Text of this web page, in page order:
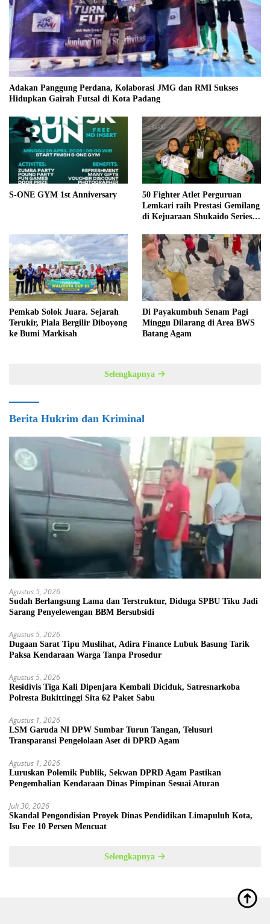
Adakan Panggung Perdana, Kolaborasi JMG dan RMI Sukses
Hidupkan Gairah Futsal di Kota Padang
S-ONE GYM 1st Anniversary
50 Fighter Atlet Perguruan
Lemkari raih Prestasi Gemilang
di Kejuaraan Shukaido Series 1
Pemkab Solok Juara. Sejarah
Terukir, Piala Bergilir Diboyong
ke Bumi Markisah
Di Payakumbuh Senam Pagi
Minggu Dilarang di Area BWS
Batang Agam
Selengkapnya
Berita Hukrim dan Kriminal
Agustus 5, 2026
Sudah Berlangsung Lama dan Terstruktur, Diduga SPBU Tiku Jadi
Sarang Penyelewengan BBM Bersubsidi
Agustus 5, 2026
Dugaan Sarat Tipu Muslihat, Adira Finance Lubuk Basung Tarik
Paksa Kendaraan Warga Tanpa Prosedur
Agustus 5, 2026
Residivis Tiga Kali Dipenjara Kembali Diciduk, Satresnarkoba
Polresta Bukittinggi Sita 62 Paket Sabu
Agustus 1, 2026
LSM Garuda NI DPW Sumbar Turun Tangan, Telusuri
Transparansi Pengelolaan Aset di DPRD Agam
Agustus 1, 2026
Luruskan Polemik Publik, Sekwan DPRD Agam Pastikan
Pengembalian Kendaraan Dinas Pimpinan Sesuai Aturan
Juli 30, 2026
Skandal Pengondisian Proyek Dinas Pendidikan Limapuluh Kota,
Isu Fee 10 Persen Mencuat
Selengkapnya